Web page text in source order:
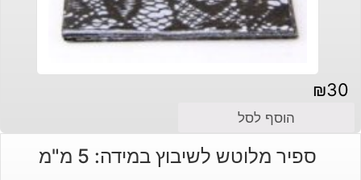
₪30
הוסף לסל
ספיר מלוטש לשיבוץ במידה: 5 מ"מ